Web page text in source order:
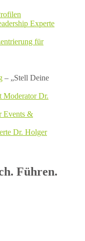
Experte
für
– „Stell Deine
Moderator Dr.
Events &
Dr. Holger
Führen.